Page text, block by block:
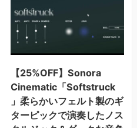
【25%OFF】Sonora
Cinematic「Softstruck
」柔らかいフェルト製のギ
ターピックで演奏したノス